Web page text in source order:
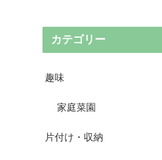
カテゴリー
趣味
家庭菜園
片付け・収納